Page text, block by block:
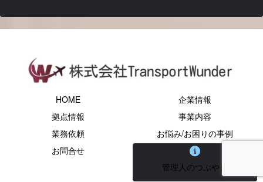
HOME
企業情報
拠点情報
事業内容
業務依頼
お悩み/お困りの事例
お問合せ
管理人のつぶやき